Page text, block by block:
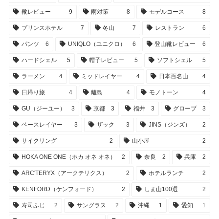
靴レビュー 9 雨対策 8 モデルコース 8
プリンスホテル 7 冬山 7 レストラン 6
パンツ 6 UNIQLO（ユニクロ） 6 登山靴レビュー 6
ハードシェル 5 帽子レビュー 5 ソフトシェル 5
ラーメン 4 ミッドレイヤー 4 日本百名山 4
日帰り旅 4 離島 4 モノトーン 4
GU（ジーユー） 3 京都 3 福井 3 グローブ 3
ベースレイヤー 3 ザック 3 JINS（ジンズ） 2
サイクリング 2 山小屋 2
HOKA ONE ONE（ホカ オネ オネ） 2 奈良 2 兵庫 2
ARC'TERYX（アークテリクス） 2 ホテルランチ 2
KENFORD（ケンフォード） 2 しま山100選 2
寿司ふじ 2 サングラス 2 沖縄 1 愛知 1